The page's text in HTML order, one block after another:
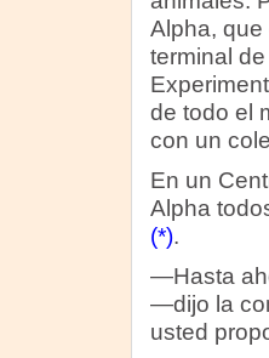
Alpha, que
terminal
de todo el
con un
En un
Alpha
(*).
—Hasta
—dijo la
usted